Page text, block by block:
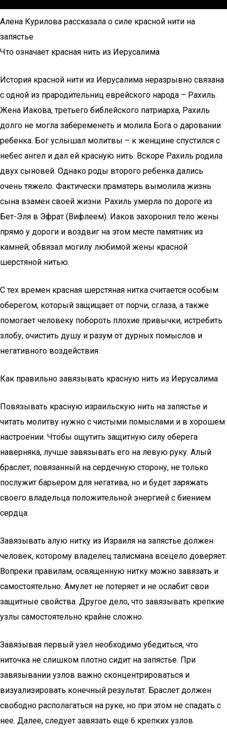
Алена Курилова рассказала о силе красной нити на
запястье
Что означает красная нить из Иерусалима
История красной нити из Иерусалима неразрывно связана
с одной из прародительниц еврейского народа – Рахиль.
Жена Иакова, третьего библейского патриарха, Рахиль
долго не могла забеременеть и молила Бога о даровании
ребенка. Бог услышал молитвы – к женщине спустился с
небес ангел и дал ей красную нить. Вскоре Рахиль родила
двух сыновей. Однако роды второго ребенка дались
очень тяжело. Фактически праматерь вымолила жизнь
сына взамен своей жизни. Рахиль умерла по дороге из
Бет-Эля в Эфрат (Вифлеем). Иаков захоронил тело жены
прямо у дороги и воздвиг на этом месте памятник из
камней, обвязал могилу любимой жены красной
шерстяной нитью.
С тех времен красная шерстяная нитка считается особым
оберегом, который защищает от порчи, сглаза, а также
помогает человеку побороть плохие привычки, истребить
злобу, очистить душу и разум от дурных помыслов и
негативного воздействия.
Как правильно завязывать красную нить из Иерусалима
Повязывать красную израильскую нить на запястье и
читать молитву нужно с чистыми помыслами и в хорошем
настроении. Чтобы ощутить защитную силу оберега
наверняка, лучше завязывать его на левую руку. Алый
браслет, повязанный на сердечную сторону, не только
послужит барьером для негатива, но и будет заряжать
своего владельца положительной энергией с биением
сердца.
Завязывать алую нитку из Израиля на запястье должен
человек, которому владелец талисмана всецело доверяет.
Вопреки правилам, освященную нитку можно завязать и
самостоятельно. Амулет не потеряет и не ослабит свои
защитные свойства. Другое дело, что завязывать крепкие
узлы самостоятельно крайне сложно.
Завязывая первый узел необходимо убедиться, что
ниточка не слишком плотно сидит на запястье. При
завязывании узлов важно сконцентрироваться и
визуализировать конечный результат. Браслет должен
свободно располагаться на руке, но при этом не спадать с
нее. Далее, следует завязать еще 6 крепких узлов.